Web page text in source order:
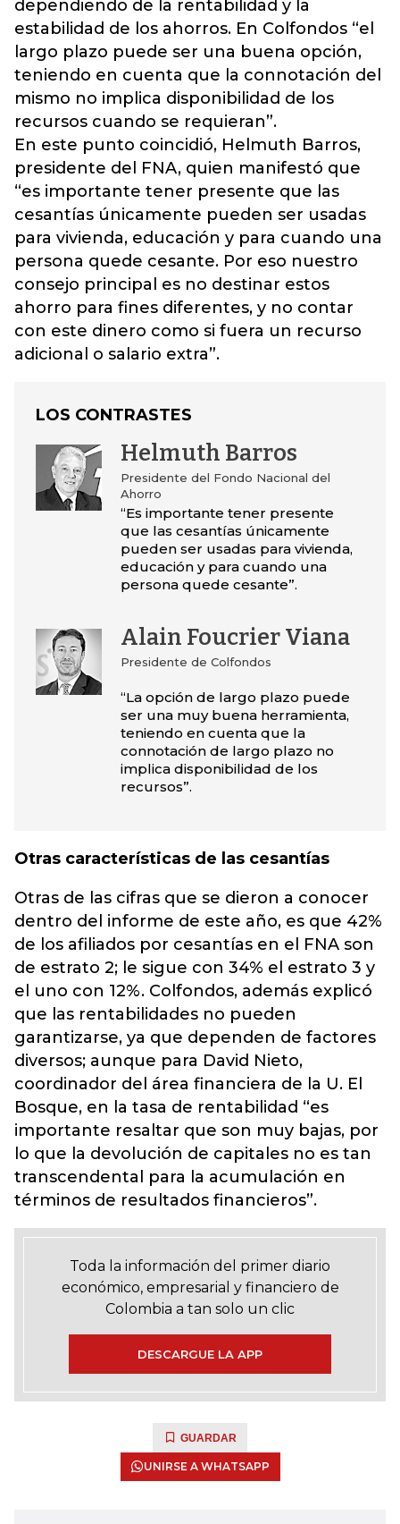
dependiendo de la rentabilidad y la
estabilidad de los ahorros. En Colfondos “el
largo plazo puede ser una buena opción,
teniendo en cuenta que la connotación del
mismo no implica disponibilidad de los
recursos cuando se requieran”.
En este punto coincidió, Helmuth Barros,
presidente del FNA, quien manifestó que
“es importante tener presente que las
cesantías únicamente pueden ser usadas
para vivienda, educación y para cuando una
persona quede cesante. Por eso nuestro
consejo principal es no destinar estos
ahorro para fines diferentes, y no contar
con este dinero como si fuera un recurso
adicional o salario extra”.
LOS CONTRASTES
Helmuth Barros
Presidente del Fondo Nacional del
Ahorro
“Es importante tener presente
que las cesantías únicamente
pueden ser usadas para vivienda,
educación y para cuando una
persona quede cesante”.
Alain Foucrier Viana
Presidente de Colfondos
“La opción de largo plazo puede
ser una muy buena herramienta,
teniendo en cuenta que la
connotación de largo plazo no
implica disponibilidad de los
recursos”.
Otras características de las cesantías
Otras de las cifras que se dieron a conocer
dentro del informe de este año, es que 42%
de los afiliados por cesantías en el FNA son
de estrato 2; le sigue con 34% el estrato 3 y
el uno con 12%. Colfondos, además explicó
que las rentabilidades no pueden
garantizarse, ya que dependen de factores
diversos; aunque para David Nieto,
coordinador del área financiera de la U. El
Bosque, en la tasa de rentabilidad “es
importante resaltar que son muy bajas, por
lo que la devolución de capitales no es tan
transcendental para la acumulación en
términos de resultados financieros”.
Toda la información del primer diario
económico, empresarial y financiero de
Colombia a tan solo un clic
DESCARGUE LA APP
GUARDAR
UNIRSE A WHATSAPP